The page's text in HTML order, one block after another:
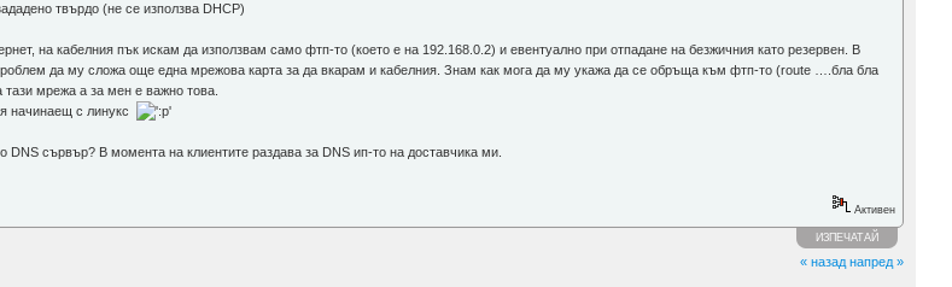
твърдо (не се използва DHCP)
на кабелния пък искам да използвам само фтп-то (което е на 192.168.0.2) и евентуално при отпадане на безжичния като резервен. В
да му сложа още една мрежова карта за да вкарам и кабелния. Знам как мога да му укажа да се обръща към фтп-то (route ….бла бла
мрежа а за мен е важно това.
начинаещ с линукс
DNS сървър? В момента на клиентите раздава за DNS ип-то на доставчика ми.
Активен
ИЗПЕЧАТАЙ
« назад напред »